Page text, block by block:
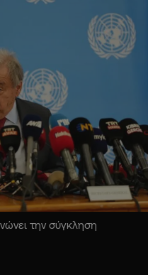
την σύγκληση